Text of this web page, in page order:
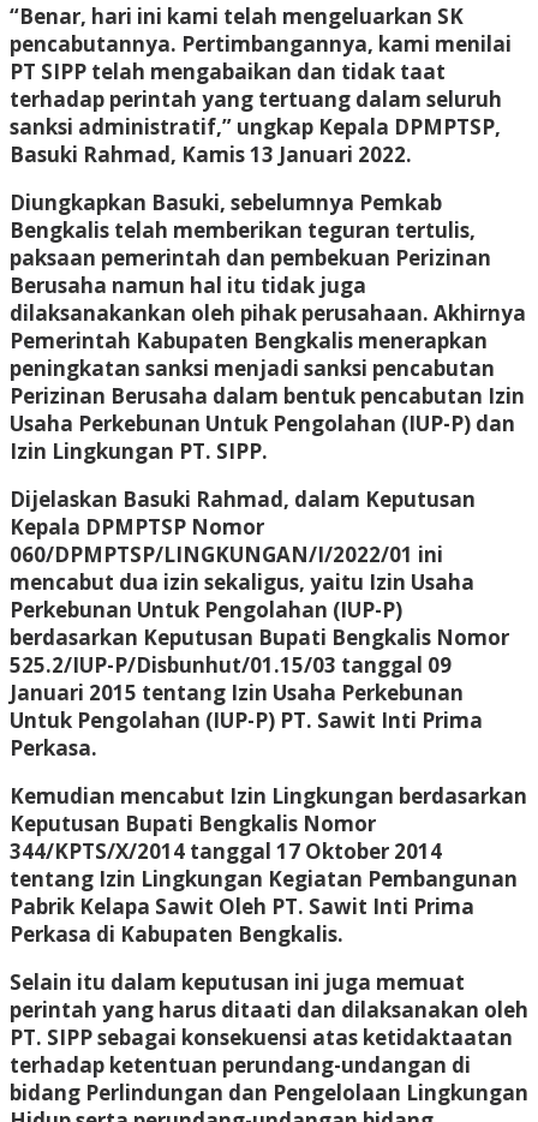
“Benar, hari ini kami telah mengeluarkan SK
pencabutannya. Pertimbangannya, kami menilai
PT SIPP telah mengabaikan dan tidak taat
terhadap perintah yang tertuang dalam seluruh
sanksi administratif,” ungkap Kepala DPMPTSP,
Basuki Rahmad, Kamis 13 Januari 2022.
Diungkapkan Basuki, sebelumnya Pemkab
Bengkalis telah memberikan teguran tertulis,
paksaan pemerintah dan pembekuan Perizinan
Berusaha namun hal itu tidak juga
dilaksanakankan oleh pihak perusahaan. Akhirnya
Pemerintah Kabupaten Bengkalis menerapkan
peningkatan sanksi menjadi sanksi pencabutan
Perizinan Berusaha dalam bentuk pencabutan Izin
Usaha Perkebunan Untuk Pengolahan (IUP-P) dan
Izin Lingkungan PT. SIPP.
Dijelaskan Basuki Rahmad, dalam Keputusan
Kepala DPMPTSP Nomor
060/DPMPTSP/LINGKUNGAN/I/2022/01 ini
mencabut dua izin sekaligus, yaitu Izin Usaha
Perkebunan Untuk Pengolahan (IUP-P)
berdasarkan Keputusan Bupati Bengkalis Nomor
525.2/IUP-P/Disbunhut/01.15/03 tanggal 09
Januari 2015 tentang Izin Usaha Perkebunan
Untuk Pengolahan (IUP-P) PT. Sawit Inti Prima
Perkasa.
Kemudian mencabut Izin Lingkungan berdasarkan
Keputusan Bupati Bengkalis Nomor
344/KPTS/X/2014 tanggal 17 Oktober 2014
tentang Izin Lingkungan Kegiatan Pembangunan
Pabrik Kelapa Sawit Oleh PT. Sawit Inti Prima
Perkasa di Kabupaten Bengkalis.
Selain itu dalam keputusan ini juga memuat
perintah yang harus ditaati dan dilaksanakan oleh
PT. SIPP sebagai konsekuensi atas ketidaktaatan
terhadap ketentuan perundang-undangan di
bidang Perlindungan dan Pengelolaan Lingkungan